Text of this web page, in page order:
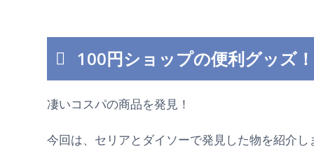
100円ショップの便利グッズ！
凄いコスパの商品を発見！
今回は、セリアとダイソーで発見した物を紹介し